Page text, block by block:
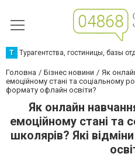
Т Турагентства, гостиницы, базы
Головна Бізнес новини
Як
емоційному стані та соціальному
формату офлайн освіти?
Як онлайн
емоційному стані та
школярів? Які